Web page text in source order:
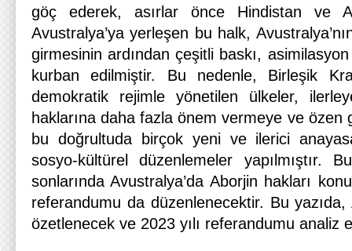
göç ederek, asırlar önce Hindistan ve
Avustralya’ya yerleşen bu halk,
girmesinin ardından çeşitli baskı,
kurban edilmiştir. Bu nedenle, Birleşik
demokratik rejimle yönetilen ülkeler,
haklarına daha fazla önem vermeye ve özen
bu doğrultuda birçok yeni ve ilerici
sosyo-kültürel düzenlemeler yapılmıştır.
sonlarında Avustralya’da Aborjin hakları
referandumu da düzenlenecektir. Bu yazıda,
özetlenecek ve 2023 yılı referandumu analiz